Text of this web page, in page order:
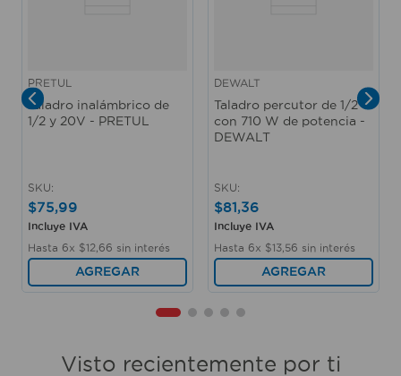
PRETUL
Taladro inalámbrico de
1/2 y 20V - PRETUL
SKU:
$75,99
Incluye IVA
Hasta 6x $12 66 sin interés
AGREGAR
DEWALT
Taladro percutor de 1/2"
con 710 W de potencia -
DEWALT
SKU:
$81,36
Incluye IVA
Hasta 6x $13 56 sin interés
AGREGAR
Visto recientemente por ti